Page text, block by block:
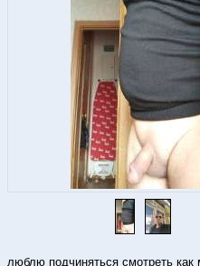
люблю подчиняться смотреть